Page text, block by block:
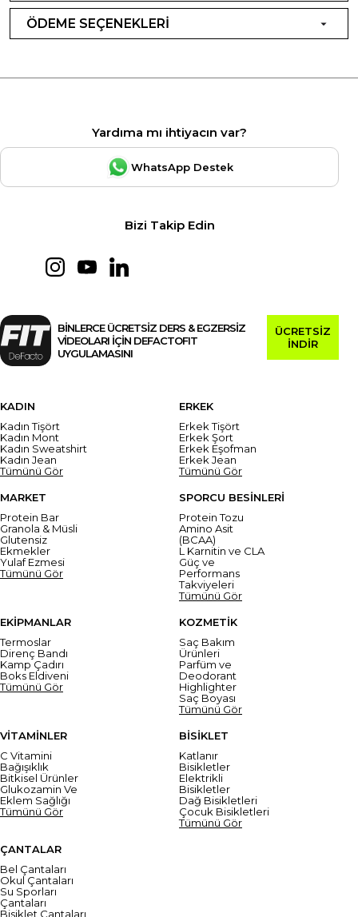
ÖDEME SEÇENEKLERİ
Yardıma mı ihtiyacın var?
WhatsApp Destek
Bizi Takip Edin
BİNLERCE ÜCRETSİZ DERS & EGZERSİZ
VİDEOLARI İÇİN DEFACTOFIT
UYGULAMASINI
ÜCRETSİZ
İNDİR
KADIN
Kadın Tişört
Kadın Mont
Kadın Sweatshirt
Kadın Jean
Tümünü Gör
ERKEK
Erkek Tişört
Erkek Şort
Erkek Eşofman
Erkek Jean
Tümünü Gör
MARKET
Protein Bar
Granola & Müsli
Glutensiz
Ekmekler
Yulaf Ezmesi
Tümünü Gör
SPORCU BESİNLERİ
Protein Tozu
Amino Asit
(BCAA)
L Karnitin ve CLA
Güç ve
Performans
Takviyeleri
Tümünü Gör
EKİPMANLAR
Termoslar
Direnç Bandı
Kamp Çadırı
Boks Eldiveni
Tümünü Gör
KOZMETİK
Saç Bakım
Ürünleri
Parfüm ve
Deodorant
Highlighter
Saç Boyası
Tümünü Gör
VİTAMİNLER
C Vitamini
Bağışıklık
Bitkisel Ürünler
Glukozamin Ve
Eklem Sağlığı
Tümünü Gör
BİSİKLET
Katlanır
Bisikletler
Elektrikli
Bisikletler
Dağ Bisikletleri
Çocuk Bisikletleri
Tümünü Gör
ÇANTALAR
Bel Çantaları
Okul Çantaları
Su Sporları
Çantaları
Bisiklet Çantaları